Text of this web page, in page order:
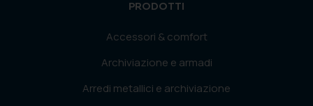
PRODOTTI
Accessori & comfort
Archiviazione e armadi
Arredi metallici e archiviazione